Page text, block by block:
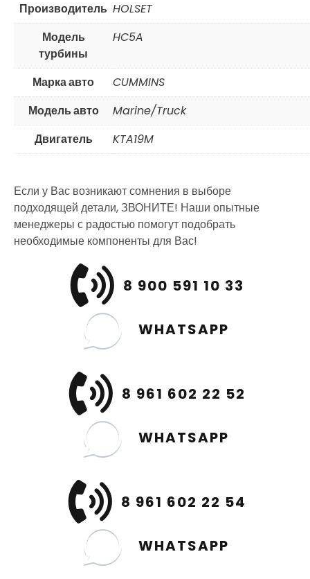
Производитель HOLSET
Модель
турбины
HC5A
Марка авто
CUMMINS
Модель авто
Marine/Truck
Двигатель
KTA19M
Если у Вас возникают сомнения в выборе
подходящей детали, ЗВОНИТЕ! Наши опытные
менеджеры с радостью помогут подобрать
необходимые компоненты для Вас!
8 900 591 10 33
WHATSAPP
8 961 602 22 52
WHATSAPP
8 961 602 22 54
WHATSAPP